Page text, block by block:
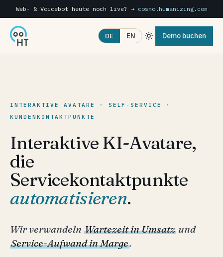
Web- & Voicebot heute noch live? → cosmo.humanizing.com
DE EN Demo buchen
INTERAKTIVE AVATARE · SELF-SERVICE ·
KUNDENKONTAKTPUNKTE
Interaktive KI-Avatare,
die
Servicekontaktpunkte
automatisieren.
Wir verwandeln Wartezeit in Umsatz und
Service-Aufwand in Marge.